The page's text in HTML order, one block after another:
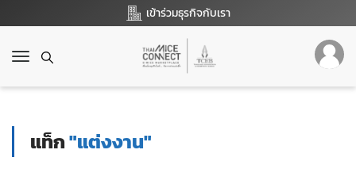
เข้าร่วมธุรกิจกับเรา
T
g
แท็ก"แต่งงาน"